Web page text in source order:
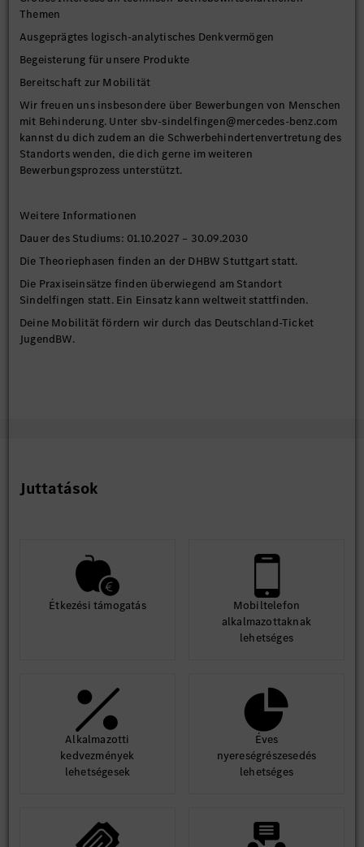
Themen
Ausgeprägtes logisch-analytisches Denkvermögen
Begeisterung für unsere Produkte
Bereitschaft zur Mobilität
Wir freuen uns insbesondere über Bewerbungen von Menschen
mit Behinderung. Unter sbv-sindelfingen@mercedes-benz.com
kannst du dich zudem an die Schwerbehindertenvertretung des
Standorts wenden, die dich gerne im weiteren
Bewerbungsprozess unterstützt.
Weitere Informationen
Dauer des Studiums: 01.10.2027 – 30.09.2030
Die Theoriephasen finden an der DHBW Stuttgart statt.
Die Praxiseinsätze finden überwiegend am Standort
Sindelfingen statt. Ein Einsatz kann weltweit stattfinden.
Deine Mobilität fördern wir durch das Deutschland-Ticket
JugendBW.
Juttatások
Étkezési támogatás
Mobiltelefon
alkalmazottaknak
lehetséges
Alkalmazotti
kedvezmények
lehetségesek
Éves
nyereségrészesedés
lehetséges